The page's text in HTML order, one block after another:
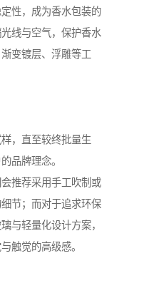
性，成为香水包装的
线与空气，保护香水
变镀层、浮雕等工
，直至较终批量生
品牌理念。
推荐采用手工吹制或
节；而对于追求环保
与轻量化设计方案，
触觉的高级感。